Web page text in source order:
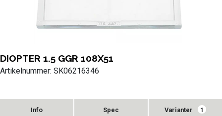
DIOPTER 1.5 GGR 108X51
Artikelnummer: SK06216346
Varianter 1